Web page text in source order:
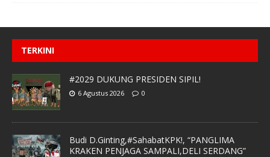
TERKINI
#2029 DUKUNG PRESIDEN SIPIL!
6 Agustus 2026 0
Budi D.Ginting,#SahabatKPK!, “PANGLIMA
KRAKEN PENJAGA SAMPALI,DELI SERDANG”